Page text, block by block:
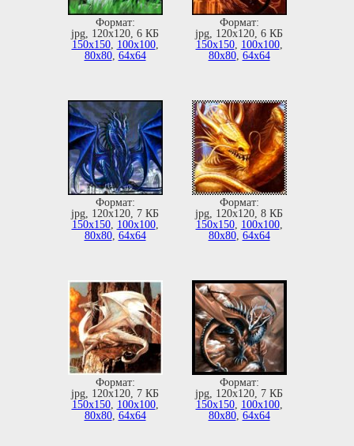
Формат:
jpg, 120х120, 6 КБ
150х150, 100х100,
80х80, 64х64
Формат:
jpg, 120х120, 6 КБ
150х150, 100х100,
80х80, 64х64
Формат:
jpg, 120х120, 7 КБ
150х150, 100х100,
80х80, 64х64
Формат:
jpg, 120х120, 8 КБ
150х150, 100х100,
80х80, 64х64
Формат:
jpg, 120х120, 7 КБ
150х150, 100х100,
80х80, 64х64
Формат:
jpg, 120х120, 7 КБ
150х150, 100х100,
80х80, 64х64